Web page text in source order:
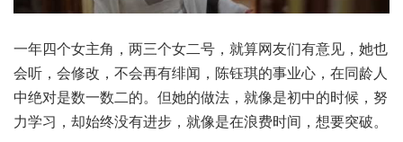
一年四个女主角，两三个女二号，就算网友们有意见，她也
会听，会修改，不会再有绯闻，陈钰琪的事业心，在同龄人
中绝对是数一数二的。但她的做法，就像是初中的时候，努
力学习，却始终没有进步，就像是在浪费时间，想要突破。